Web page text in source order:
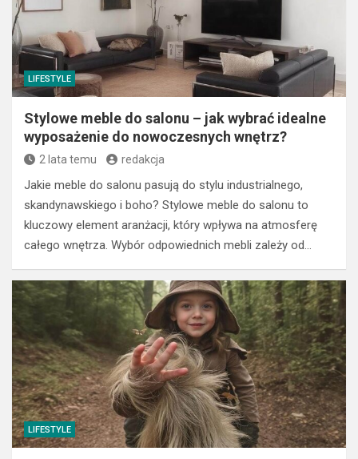
LIFESTYLE
Stylowe meble do salonu – jak wybrać idealne
wyposażenie do nowoczesnych wnętrz?
2 lata temu redakcja
Jakie meble do salonu pasują do stylu industrialnego,
skandynawskiego i boho? Stylowe meble do salonu to
kluczowy element aranżacji, który wpływa na atmosferę
całego wnętrza. Wybór odpowiednich mebli zależy od…
LIFESTYLE